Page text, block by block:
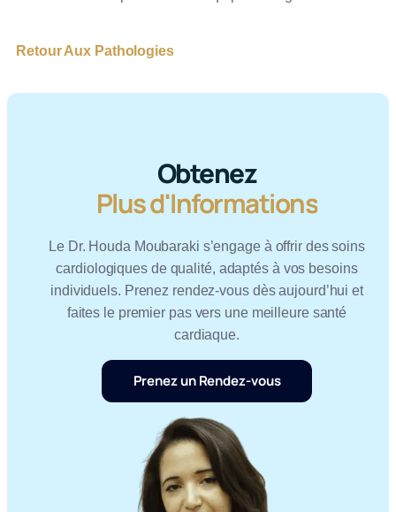
Retour Aux Pathologies
Obtenez
Plus d'Informations
Le Dr. Houda Moubaraki s’engage à offrir des soins
cardiologiques de qualité, adaptés à vos besoins
individuels. Prenez rendez-vous dès aujourd’hui et
faites le premier pas vers une meilleure santé
cardiaque.
Prenez un Rendez-vous